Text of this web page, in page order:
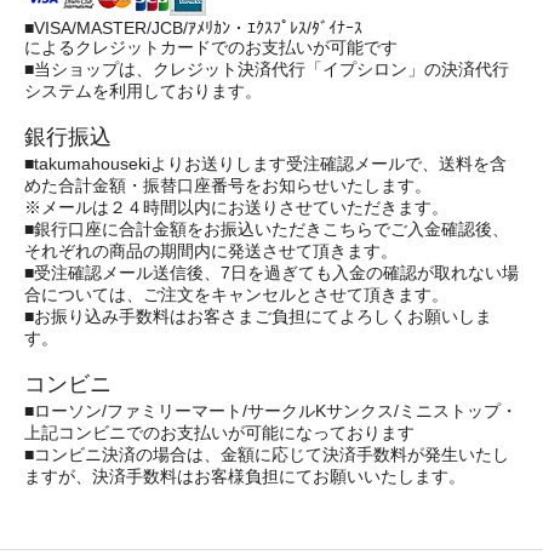
■VISA/MASTER/JCB/ｱﾒﾘｶﾝ・ｴｸｽﾌﾟﾚｽ/ﾀﾞｲﾅｰｽ
によるクレジットカードでのお支払いが可能です
■当ショップは、クレジット決済代行「イプシロン」の決済代行
システムを利用しております。
銀行振込
■takumahousekiよりお送りします受注確認メールで、送料を含
めた合計金額・振替口座番号をお知らせいたします。
※メールは２４時間以内にお送りさせていただきます。
■銀行口座に合計金額をお振込いただきこちらでご入金確認後、
それぞれの商品の期間内に発送させて頂きます。
■受注確認メール送信後、7日を過ぎても入金の確認が取れない場
合については、ご注文をキャンセルとさせて頂きます。
■お振り込み手数料はお客さまご負担にてよろしくお願いしま
す。
コンビニ
■ローソン/ファミリーマート/サークルKサンクス/ミニストップ・
上記コンビニでのお支払いが可能になっております
■コンビニ決済の場合は、金額に応じて決済手数料が発生いたし
ますが、決済手数料はお客様負担にてお願いいたします。